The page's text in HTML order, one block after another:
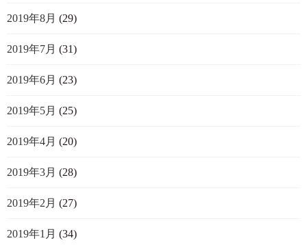
2019年8月 (29)
2019年7月 (31)
2019年6月 (23)
2019年5月 (25)
2019年4月 (20)
2019年3月 (28)
2019年2月 (27)
2019年1月 (34)